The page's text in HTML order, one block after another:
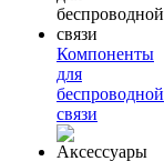
Компоненты
для
беспроводной
связи